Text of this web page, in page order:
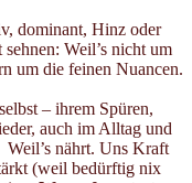
dominant, Hinz oder
Weil’s nicht um
um die feinen Nuancen.
– ihrem Spüren,
auch im Alltag und
nährt. Uns Kraft
(weil bedürftig nix